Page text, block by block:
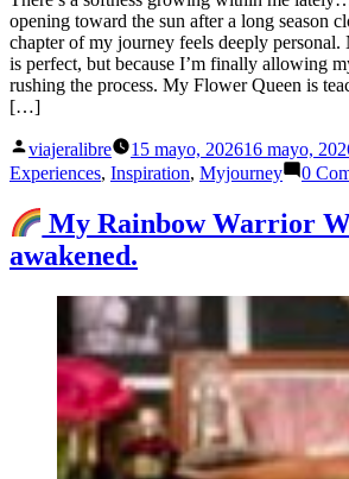
opening toward the sun after a long season
chapter of my journey feels deeply personal.
is perfect, but because I’m finally allowing
rushing the process. My Flower Queen is
[…]
Publicado
por
viajeralibre 15 mayo, 202616 mayo,
Experiences, Inspiration, Myjourney 0
My Rainbow Warrior
awakened.